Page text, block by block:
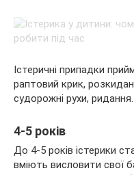
Істеричні припадки
раптовий крик,
судорожні рухи, ридання.
4-5 років
До 4-5 років істерики
вміють висловити свої